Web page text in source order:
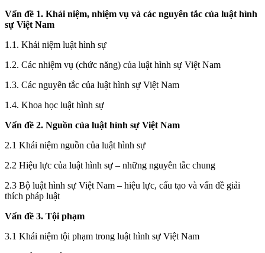
Vấn đề 1. Khái niệm, nhiệm vụ và các nguyên tắc của luật hình
sự Việt Nam
1.1. Khái niệm luật hình sự
1.2. Các nhiệm vụ (chức năng) của luật hình sự Việt Nam
1.3. Các nguyên tắc của luật hình sự Việt Nam
1.4. Khoa học luật hình sự
Vấn đề 2. Nguồn của luật hình sự Việt Nam
2.1 Khái niệm nguồn của luật hình sự
2.2 Hiệu lực của luật hình sự – những nguyên tắc chung
2.3 Bộ luật hình sự Việt Nam – hiệu lực, cấu tạo và vấn đề giải
thích pháp luật
Vấn đề 3. Tội phạm
3.1 Khái niệm tội phạm trong luật hình sự Việt Nam